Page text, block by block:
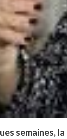
semaines,